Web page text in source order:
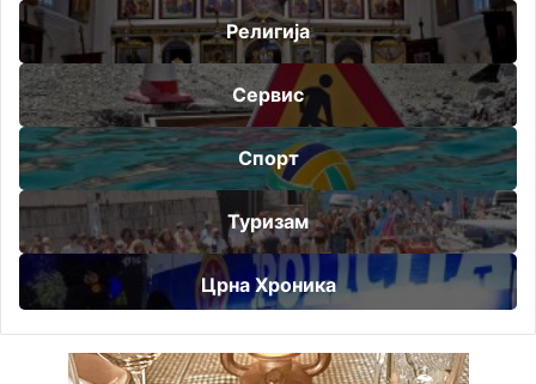
Религија
Сервис
Спорт
Туризам
Црна Хроника